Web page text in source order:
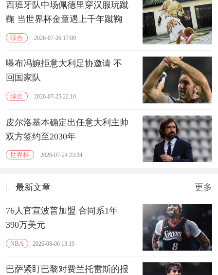
西班牙队中场佩德里穿汉服玩蹴
鞠 当世界杯金童遇上千年蹴鞠
综合 2026-07-26 17:09
曝布冯婉拒意大利足协邀请 不
回国家队
综合 2026-07-25 22:10
皮尔洛基本确定出任意大利主帅
双方签约至2030年
世界杯 2026-07-24 23:24
最新文章 更多
76人官宣波普加盟 合同系1年
390万美元
NBA 2026-08-06 13:19
巴萨紧盯巴黎对费兰托雷斯的报